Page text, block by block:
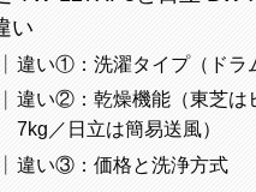
い
違い①：洗濯タイプ（ドラ
違い②：乾燥機能（東芝は
7kg／日立は簡易送風）
違い③：価格と洗浄方式